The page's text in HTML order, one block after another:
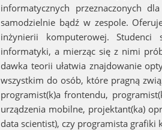
informatycznych przeznaczonych
samodzielnie bądź w zespole.
inżynierii komputerowej. Studenci
informatyki, a mierząc się z nimi
dawka teorii ułatwia znajdowanie
wszystkim do osób, które pragną
programist(k)a frontendu,
urządzenia mobilne, projektant(ka)
data scientist), czy programista grafiki